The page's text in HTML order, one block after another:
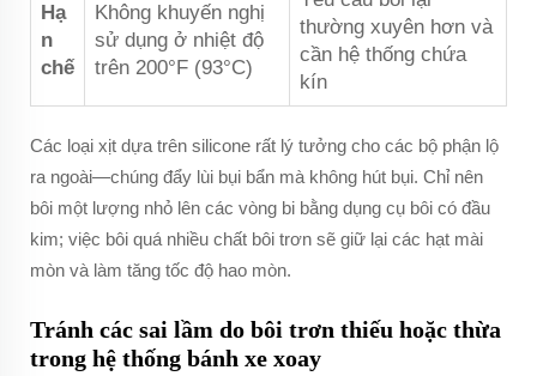
Hạ
n
chế
Không khuyến nghị
sử dụng ở nhiệt độ
trên 200°F (93°C)
thường xuyên hơn và
cần hệ thống chứa
kín
Các loại xịt dựa trên silicone rất lý tưởng cho các bộ phận lộ
ra ngoài—chúng đẩy lùi bụi bẩn mà không hút bụi. Chỉ nên
bôi một lượng nhỏ lên các vòng bi bằng dụng cụ bôi có đầu
kim; việc bôi quá nhiều chất bôi trơn sẽ giữ lại các hạt mài
mòn và làm tăng tốc độ hao mòn.
Tránh các sai lầm do bôi trơn thiếu hoặc thừa
trong hệ thống bánh xe xoay